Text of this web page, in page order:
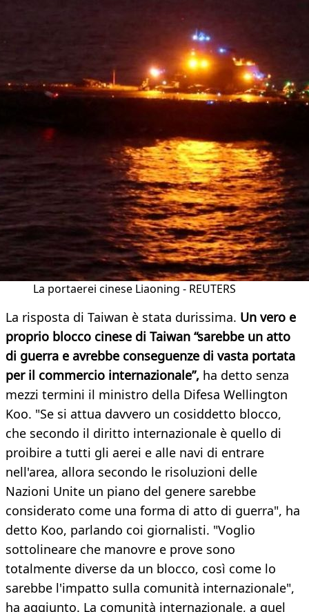
La portaerei cinese Liaoning - REUTERS
La risposta di Taiwan è stata durissima. Un vero e
proprio blocco cinese di Taiwan “sarebbe un atto
di guerra e avrebbe conseguenze di vasta portata
per il commercio internazionale”, ha detto senza
mezzi termini il ministro della Difesa Wellington
Koo. "Se si attua davvero un cosiddetto blocco,
che secondo il diritto internazionale è quello di
proibire a tutti gli aerei e alle navi di entrare
nell'area, allora secondo le risoluzioni delle
Nazioni Unite un piano del genere sarebbe
considerato come una forma di atto di guerra", ha
detto Koo, parlando coi giornalisti. "Voglio
sottolineare che manovre e prove sono
totalmente diverse da un blocco, così come lo
sarebbe l'impatto sulla comunità internazionale",
ha aggiunto. La comunità internazionale, a quel